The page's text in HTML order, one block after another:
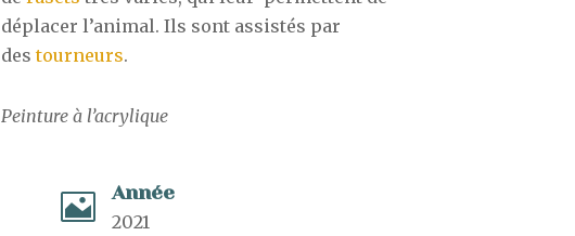
déplacer l’animal. Ils sont assistés par
destourneurs.
Peinture à l’acrylique

Année
2021